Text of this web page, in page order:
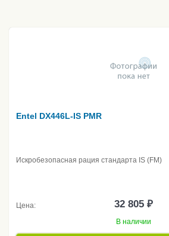
Entel DX446L-IS PMR
Искробезопасная рация стандарта IS (FM)
Цена: 32 805 ₽
В наличии